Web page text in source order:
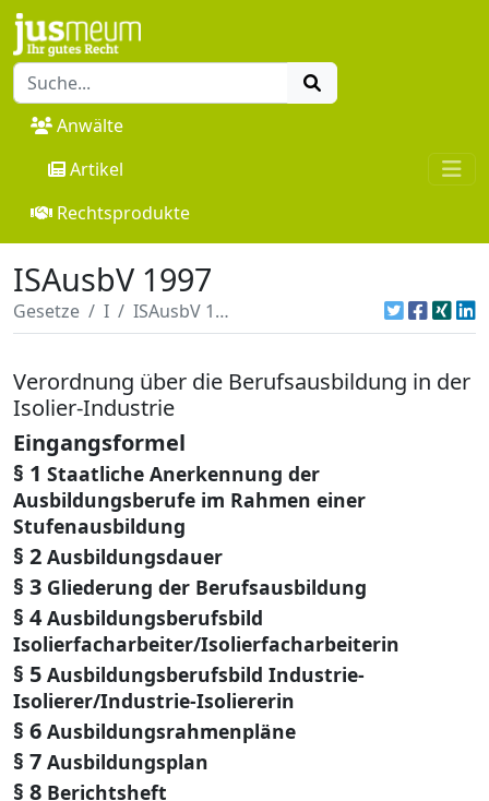
Anwälte
Artikel
Rechtsprodukte
ISAusbV 1997
Gesetze I ISAusbV 1997
Verordnung über die Berufsausbildung in der
Isolier-Industrie
Eingangsformel
§ 1 Staatliche Anerkennung der
Ausbildungsberufe im Rahmen einer
Stufenausbildung
§ 2 Ausbildungsdauer
§ 3 Gliederung der Berufsausbildung
§ 4 Ausbildungsberufsbild
Isolierfacharbeiter/Isolierfacharbeiterin
§ 5 Ausbildungsberufsbild Industrie-
Isolierer/Industrie-Isoliererin
§ 6 Ausbildungsrahmenpläne
§ 7 Ausbildungsplan
§ 8 Berichtsheft